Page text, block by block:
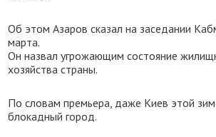
Об этом Азаров сказал на заседании
марта.
Он назвал угрожающим состояние
хозяйства страны.
По словам премьера, даже Киев этой
блокадный город.